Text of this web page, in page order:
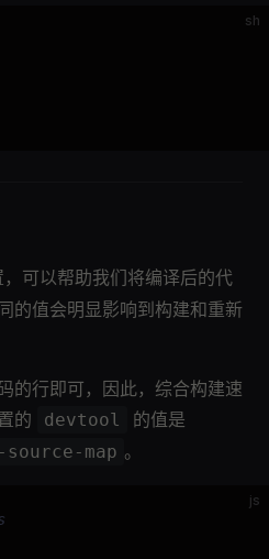
sh
可以帮助我们将编译后的代
的值会明显影响到构建和重新
的行即可，因此，综合构建速
的
devtool 的值是
map 。
js